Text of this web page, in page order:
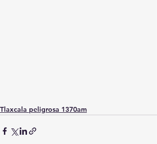
Tlaxcala peligrosa 1370am